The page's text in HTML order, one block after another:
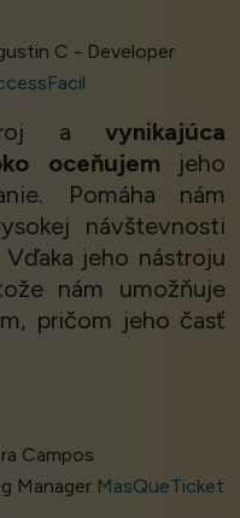
C - Developer
a vynikajúca
oceňujem jeho
Pomáha nám
návštevnosti
jeho nástroju
nám umožňuje
pričom jeho časť
Campos
Manager MasQueTicket